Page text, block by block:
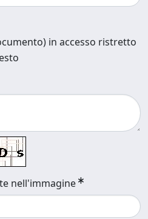
in accesso ristretto
nell'immagine